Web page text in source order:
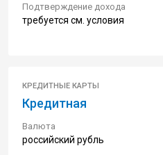
Подтверждение дохода
требуется см. условия
КРЕДИТНЫЕ КАРТЫ
Кредитная
Валюта
российский рубль